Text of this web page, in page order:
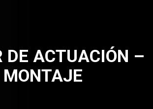
DE ACTUACIÓN –
MONTAJE